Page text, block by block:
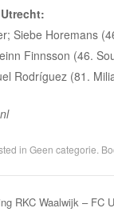
Siebe Horemans
Finnsson (46.
Rodríguez (81.
in Geen categorie .
RKC Waalwijk – FC